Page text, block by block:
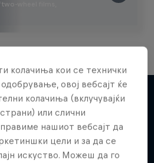
wheel films,
содржина
колачиња кои се технички
овој вебсајт ќе
колачиња (вклучувајќи
или слични
нашиот вебсајт да
цели и за да се
искуство. Можеш да го